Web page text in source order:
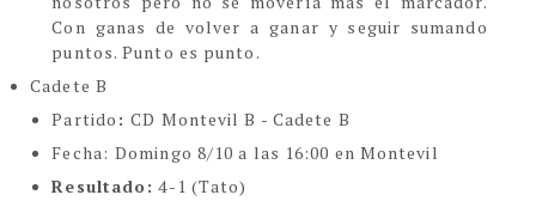
Con ganas de volver a ganar y seguir sumando
puntos. Punto es punto.
Cadete B
Partido :CD Montevil B - Cadete B
Fecha: Domingo 8/10 a las 16:00 en Montevil
Resultado: 4-1 (Tato)